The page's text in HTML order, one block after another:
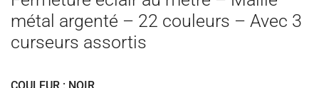
métal argenté – 22 couleurs – Avec 3
curseurs assortis